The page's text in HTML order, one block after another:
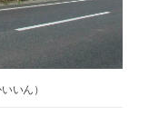
いん）